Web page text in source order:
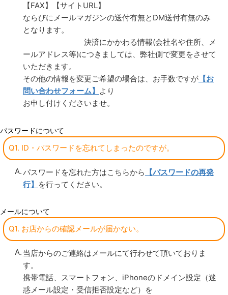
【FAX】【サイトURL】
ならびにメールマガジンの送付有無とDM送付有無のみ
となります。
決済にかかわる情報(会社名や住所、メ
ールアドレス等)につきましては、弊社側で変更をさせて
いただきます。
その他の情報を変更ご希望の場合は、お手数ですが【お
問い合わせフォーム】
より
お申し付けくださいませ。
パスワードについて
Q1. ID・パスワードを忘れてしまったのですが。
パスワードを忘れた方はこちらから
【パスワードの再発
行】
を行ってください。
メールについて
Q1. お店からの確認メールが届かない。
当店からのご連絡はメールにて行わせて頂いておりま
す。
携帯電話、スマートフォン、iPhoneのドメイン設定（迷
惑メール設定・受信拒否設定など）を